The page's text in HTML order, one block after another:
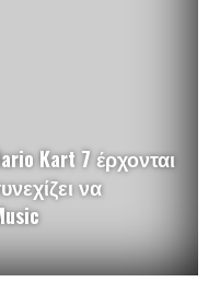
Kart 7 έρχονται
να